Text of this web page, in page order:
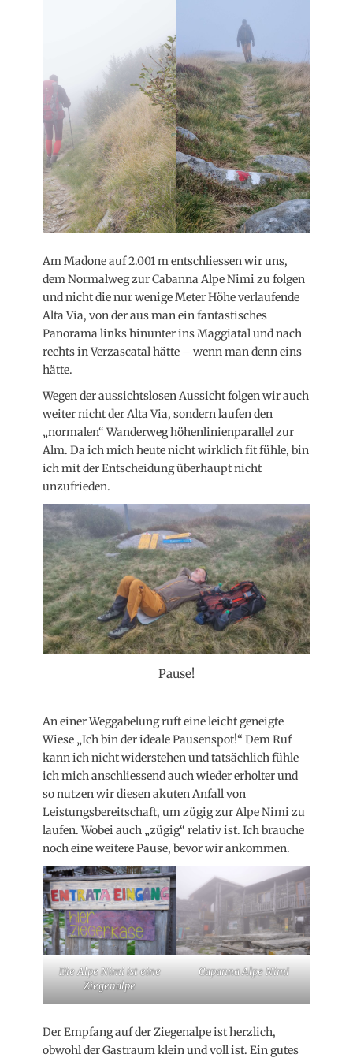
Am Madone auf 2.001 m entschliessen wir uns,
dem Normalweg zur Cabanna Alpe Nimi zu folgen
und nicht die nur wenige Meter Höhe verlaufende
Alta Via, von der aus man ein fantastisches
Panorama links hinunter ins Maggiatal und nach
rechts in Verzascatal hätte – wenn man denn eins
hätte.
Wegen der aussichtslosen Aussicht folgen wir auch
weiter nicht der Alta Via, sondern laufen den
„normalen“ Wanderweg höhenlinienparallel zur
Alm. Da ich mich heute nicht wirklich fit fühle, bin
ich mit der Entscheidung überhaupt nicht
unzufrieden.
Pause!
An einer Weggabelung ruft eine leicht geneigte
Wiese „Ich bin der ideale Pausenspot!“ Dem Ruf
kann ich nicht widerstehen und tatsächlich fühle
ich mich anschliessend auch wieder erholter und
so nutzen wir diesen akuten Anfall von
Leistungsbereitschaft, um zügig zur Alpe Nimi zu
laufen. Wobei auch „zügig“ relativ ist. Ich brauche
noch eine weitere Pause, bevor wir ankommen.
Die Alpe Nimi ist eine
Ziegenalpe
Capanna Alpe Nimi
Der Empfang auf der Ziegenalpe ist herzlich,
obwohl der Gastraum klein und voll ist. Ein gutes